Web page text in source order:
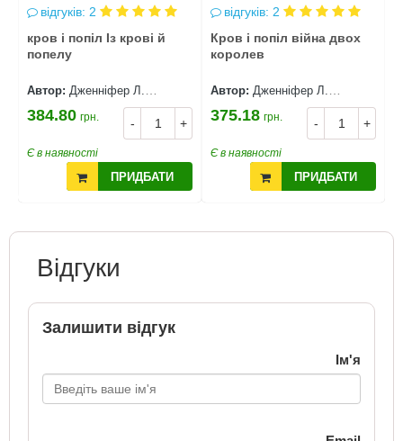
відгуків: 2
кров і попіл Із крові й
попелу
Автор: Дженніфер Л.
Арментраут
- +
384.80 грн.
Є в наявності
ПРИДБАТИ
відгуків: 2
Кров і попіл війна двох
королев
Автор: Дженніфер Л.
Арментраут
- +
375.18 грн.
Є в наявності
ПРИДБАТИ
Відгуки
Залишити відгук
Ім'я